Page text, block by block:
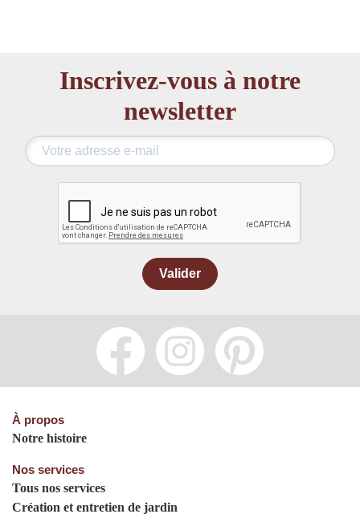
Inscrivez-vous à notre
newsletter
Valider
À propos
Notre histoire
Nos services
Tous nos services
Création et entretien de jardin